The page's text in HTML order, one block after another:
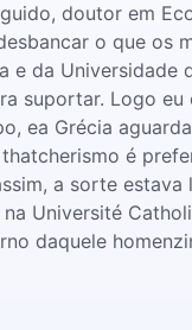
doutor em
o que os
e da Universidade
suportar. Logo eu
ea Grécia
é
a sorte estava
Université
daquele